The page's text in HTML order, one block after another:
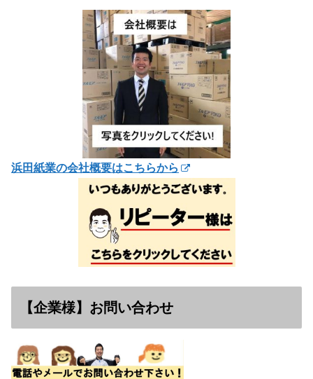
浜田紙業の会社概要はこちらから
【企業様】お問い合わせ